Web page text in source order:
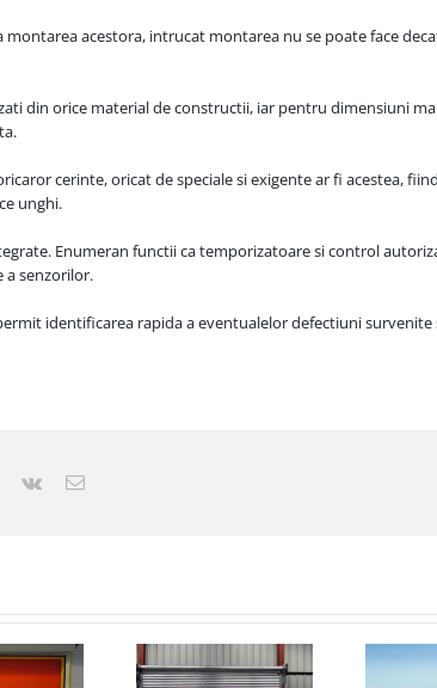
acestora, intrucat montarea nu se poate face
din orice material de constructii, iar pentru dimensiuni
cerinte, oricat de speciale si exigente ar fi acestea,
unghi.
Enumeran functii ca temporizatoare si control
a senzorilor.
identificarea rapida a eventualelor defectiuni survenite
Pinterest
Vk
E-